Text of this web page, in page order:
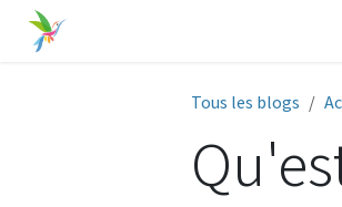
Se rendre au contenu
Tous les blogs